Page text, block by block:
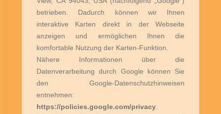
betrieben. Dadurch können wir Ihnen
interaktive Karten direkt in der Webseite
anzeigen und ermöglichen Ihnen die
komfortable Nutzung der Karten-Funktion.
Nähere Informationen über die
Datenverarbeitung durch Google können Sie
den Google-Datenschutzhinweisen
entnehmen:
https://policies.google.com/privacy